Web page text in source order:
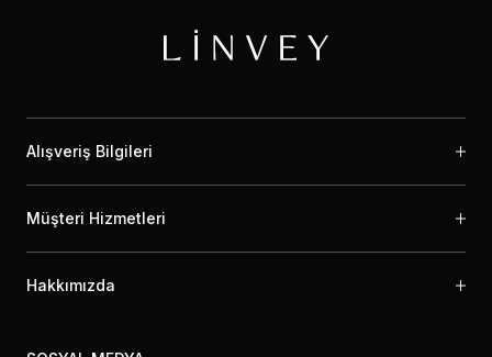
Alışveriş Bilgileri
Müşteri Hizmetleri
Hakkımızda